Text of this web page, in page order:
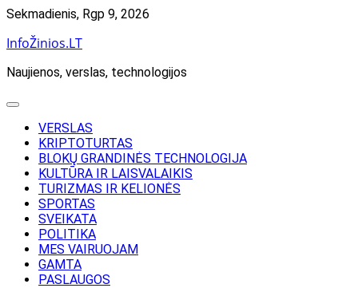
Skip
content
Sekmadienis, Rgp 9, 2026
InfoŽinios.LT
Naujienos, verslas, technologijos
VERSLAS
KRIPTOTURTAS
BLOKŲ GRANDINĖS TECHNOLOGIJA
KULTŪRA IR LAISVALAIKIS
TURIZMAS IR KELIONĖS
SPORTAS
SVEIKATA
POLITIKA
MES VAIRUOJAM
GAMTA
PASLAUGOS